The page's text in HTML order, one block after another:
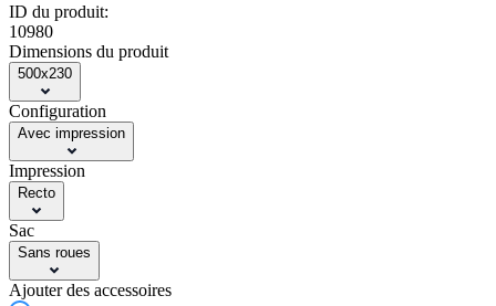
ID du produit:
10980
Dimensions du produit
500x230
Configuration
Avec impression
Impression
Recto
Sac
Sans roues
Ajouter des accessoires